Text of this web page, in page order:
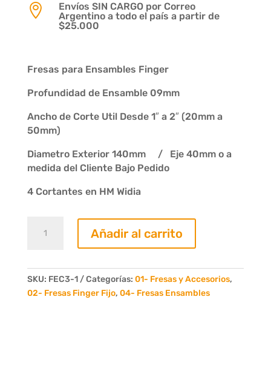

Envíos SIN CARGO por Correo
Argentino a todo el país a partir de
$25.000
Fresas para Ensambles Finger
Profundidad de Ensamble 09mm
Ancho de Corte Util Desde 1″ a 2″ (20mm a
50mm)
Diametro Exterior 140mm / Eje 40mm o a
medida del Cliente Bajo Pedido
4 Cortantes en HM Widia
1"
a
Añadir al carrito
SKU: FEC3-1 Categorías: 01- Fresas y Accesorios,
02- Fresas Finger Fijo, 04- Fresas Ensambles